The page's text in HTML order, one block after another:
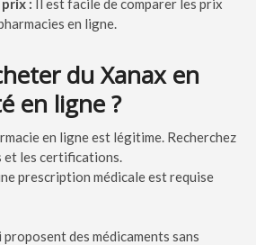
en ligne.
du Xanax en
en ligne ?
en ligne est légitime. Recherchez
et les certifications.
prescription médicale est requise
des médicaments sans